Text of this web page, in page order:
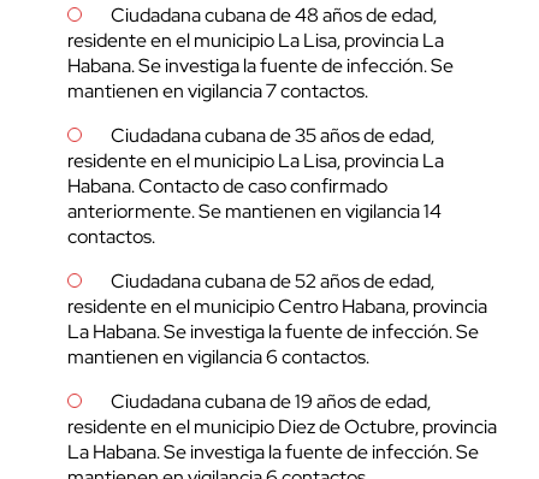
Ciudadana cubana de 48 años de edad,
residente en el municipio La Lisa, provincia La
Habana. Se investiga la fuente de infección. Se
mantienen en vigilancia 7 contactos.
Ciudadana cubana de 35 años de edad,
residente en el municipio La Lisa, provincia La
Habana. Contacto de caso confirmado
anteriormente. Se mantienen en vigilancia 14
contactos.
Ciudadana cubana de 52 años de edad,
residente en el municipio Centro Habana, provincia
La Habana. Se investiga la fuente de infección. Se
mantienen en vigilancia 6 contactos.
Ciudadana cubana de 19 años de edad,
residente en el municipio Diez de Octubre, provincia
La Habana. Se investiga la fuente de infección. Se